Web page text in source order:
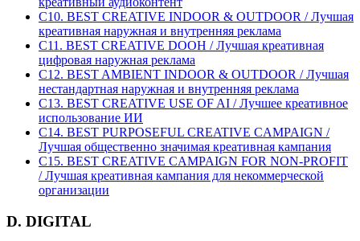
C10. BEST CREATIVE INDOOR & OUTDOOR / Лучшая
креативная наружная и внутренняя реклама
C11. BEST CREATIVE DOOH / Лучшая креативная
цифровая наружная реклама
C12. BEST AMBIENT INDOOR & OUTDOOR / Лучшая
нестандартная наружная и внутренняя реклама
C13. BEST CREATIVE USE OF AI / Лучшее креативное
использование ИИ
C14. BEST PURPOSEFUL CREATIVE CAMPAIGN /
Лучшая общественно значимая креативная кампания
C15. BEST CREATIVE CAMPAIGN FOR NON-PROFIT
/ Лучшая креативная кампания для некоммерческой
организации
D. DIGITAL